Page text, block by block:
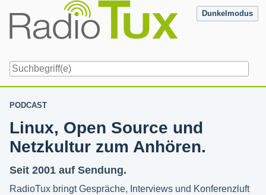
content
Dunkelmodus
PODCAST
Linux, Open Source und
Netzkultur zum Anhören.
Seit 2001 auf Sendung.
RadioTux bringt Gespräche, Interviews und Konferenzluft